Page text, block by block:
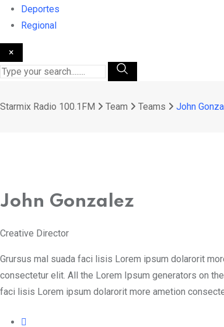
Deportes
Regional
×
Starmix Radio 100.1FM Team Teams John
John Gonzalez
Creative Director
Grursus mal suada faci lisis Lorem ipsum dolarorit
consectetur elit. All the Lorem Ipsum generators on
faci lisis Lorem ipsum dolarorit more ametion